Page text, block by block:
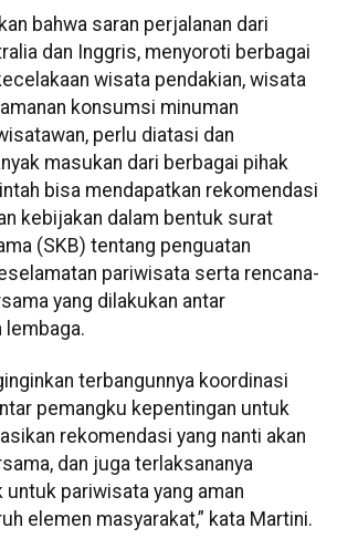
bahwa saran perjalanan dari
dan Inggris, menyoroti berbagai
wisata pendakian, wisata
konsumsi minuman
perlu diatasi dan
masukan dari berbagai pihak
bisa mendapatkan rekomendasi
kebijakan dalam bentuk surat
(SKB) tentang penguatan
pariwisata serta rencana-
yang dilakukan antar
lembaga.
terbangunnya koordinasi
pemangku kepentingan untuk
rekomendasi yang nanti akan
dan juga terlaksananya
untuk pariwisata yang aman
elemen masyarakat,” kata Martini.